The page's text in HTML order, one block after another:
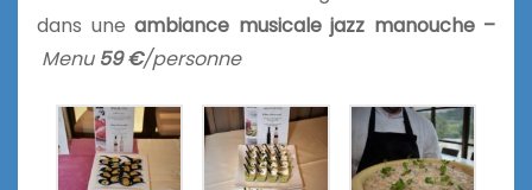
dans une ambiance musicale jazz manouche –
Menu 59 €/personne